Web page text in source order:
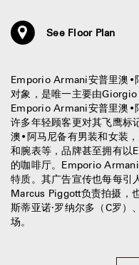
See Floor Plan
Emporio Armani安普里澳•
对象，是唯一主要由
Emporio Armani安普里澳•
许多年轻顾客更对其飞鹰标
澳•阿马尼备有男装和女装
和腕表等，品牌甚至拥有以
的咖啡厅。Emporio
特质。其广告宣传也每每引
Marcus Piggott负责拍摄，
斯蒂亚诺·罗纳尔多（C罗
场。